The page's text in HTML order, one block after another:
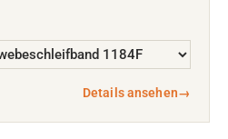
Details ansehen→